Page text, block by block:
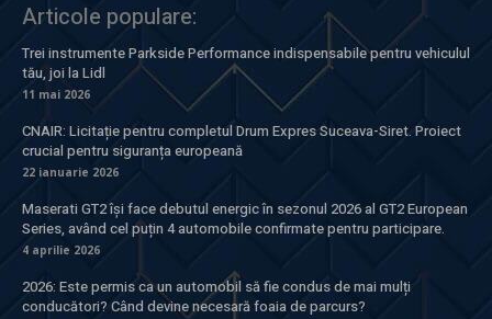
Articole populare:
Trei instrumente Parkside Performance indispensabile pentru vehiculul
tău, joi la Lidl
11 mai 2026
CNAIR: Licitație pentru completul Drum Expres Suceava-Siret. Proiect
crucial pentru siguranța europeană
22 ianuarie 2026
Maserati GT2 își face debutul energic în sezonul 2026 al GT2 European
Series, având cel puțin 4 automobile confirmate pentru participare.
4 aprilie 2026
2026: Este permis ca un automobil să fie condus de mai mulți
conducători? Când devine necesară foaia de parcurs?